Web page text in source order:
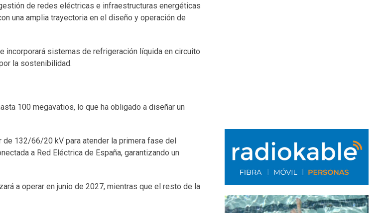
de redes eléctricas e infraestructuras energéticas
una amplia trayectoria en el diseño y operación de
incorporará sistemas de refrigeración líquida en circuito
la sostenibilidad.
100 megavatios, lo que ha obligado a diseñar un
132/66/20 kV para atender la primera fase del
a Red Eléctrica de España, garantizando un
a operar en junio de 2027, mientras que el resto de la